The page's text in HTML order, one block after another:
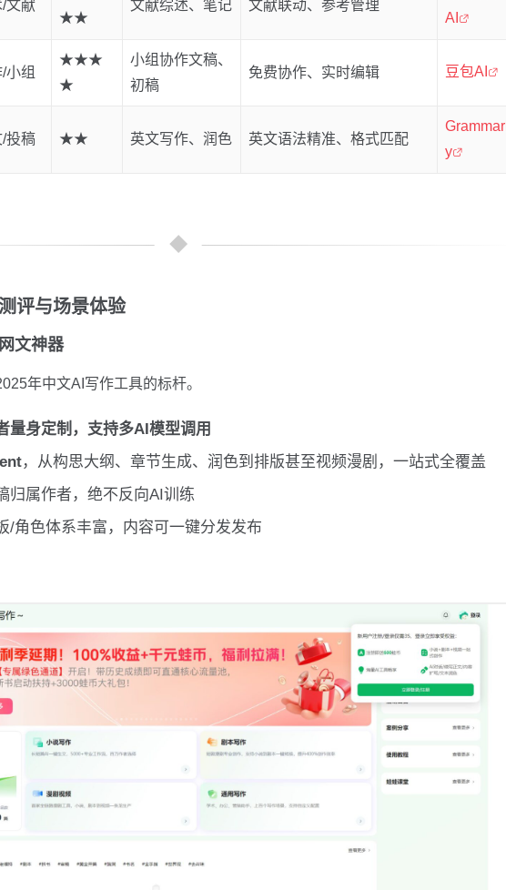
/文献
★★
文献综述、笔记 文献联动、参考管理
AI
小组
★★★
★
小组协作文稿、
初稿
免费协作、实时编辑 豆包AI
/投稿 ★★ 英文写作、润色 英文语法精准、格式匹配
Grammarl
y
评与场景体验
文神器
年中文AI写作工具的标杆。
量身定制，支持多AI模型调用
，从构思大纲、章节生成、润色到排版甚至视频漫剧，一站式全覆盖
归属作者，绝不反向AI训练
/角色体系丰富，内容可一键分发发布